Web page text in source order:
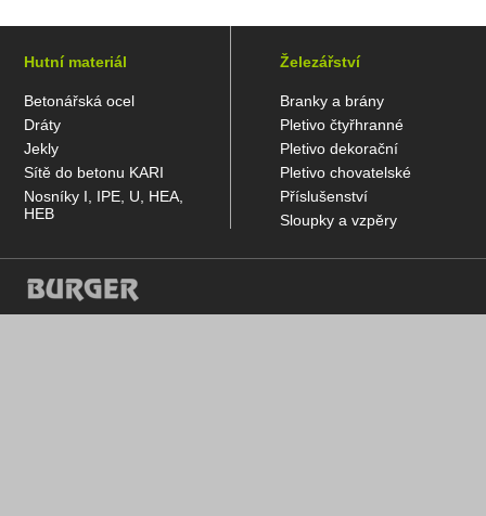
Hutní materiál
Betonářská ocel
Dráty
Jekly
Sítě do betonu KARI
Nosníky I, IPE, U, HEA,
HEB
Železářství
Branky a brány
Pletivo čtyřhranné
Pletivo dekorační
Pletivo chovatelské
Příslušenství
Sloupky a vzpěry